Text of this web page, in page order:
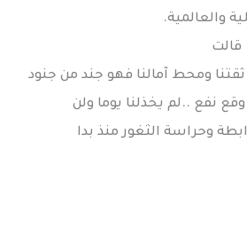
والعالمية.
ومحط آمالنا فهو جند من جنود
وقع نفع ..لم يخذلنا يوما ولن
وحراسة الثغور منذ بدا